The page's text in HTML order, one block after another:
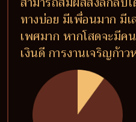
ทางบ่อย มีเพื่อนมาก มี
เพศมาก หากโสดจะมีค
เงินดี การงานเจริญก้าว